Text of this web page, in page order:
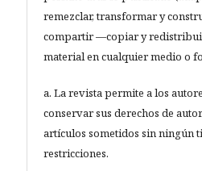
remezclar, transformar y
compartir —copiar y
material en cualquier medio o
a. La revista permite a los
conservar sus derechos de
artículos sometidos sin ningún
restricciones.